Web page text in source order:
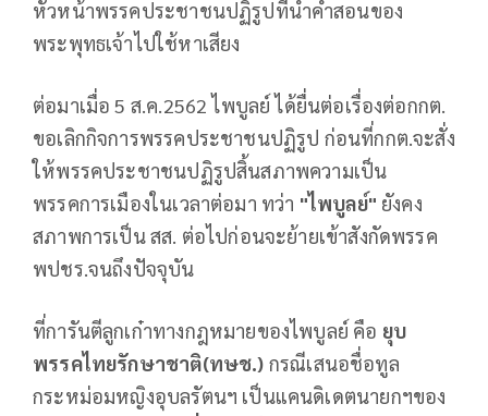
หัวหน้าพรรคประชาชนปฏิรูปที่นำคำสอนของ
พระพุทธเจ้าไปใช้หาเสียง
ต่อมาเมื่อ 5 ส.ค.2562 ไพบูลย์ ได้ยื่นต่อเรื่องต่อกกต.
ขอเลิกกิจการพรรคประชาชนปฏิรูป ก่อนที่กกต.จะสั่ง
ให้พรรคประชาชนปฏิรูปสิ้นสภาพความเป็น
พรรคการเมืองในเวลาต่อมา ทว่า "ไพบูลย์" ยังคง
สภาพการเป็น สส. ต่อไปก่อนจะย้ายเข้าสังกัดพรรค
พปชร.จนถึงปัจจุบัน
ที่การันตีลูกเก๋าทางกฎหมายของไพบูลย์ คือ ยุบ
พรรคไทยรักษาชาติ(ทษช.) กรณีเสนอชื่อทูล
กระหม่อมหญิงอุบลรัตนฯ เป็นแคนดิเดตนายกฯของ